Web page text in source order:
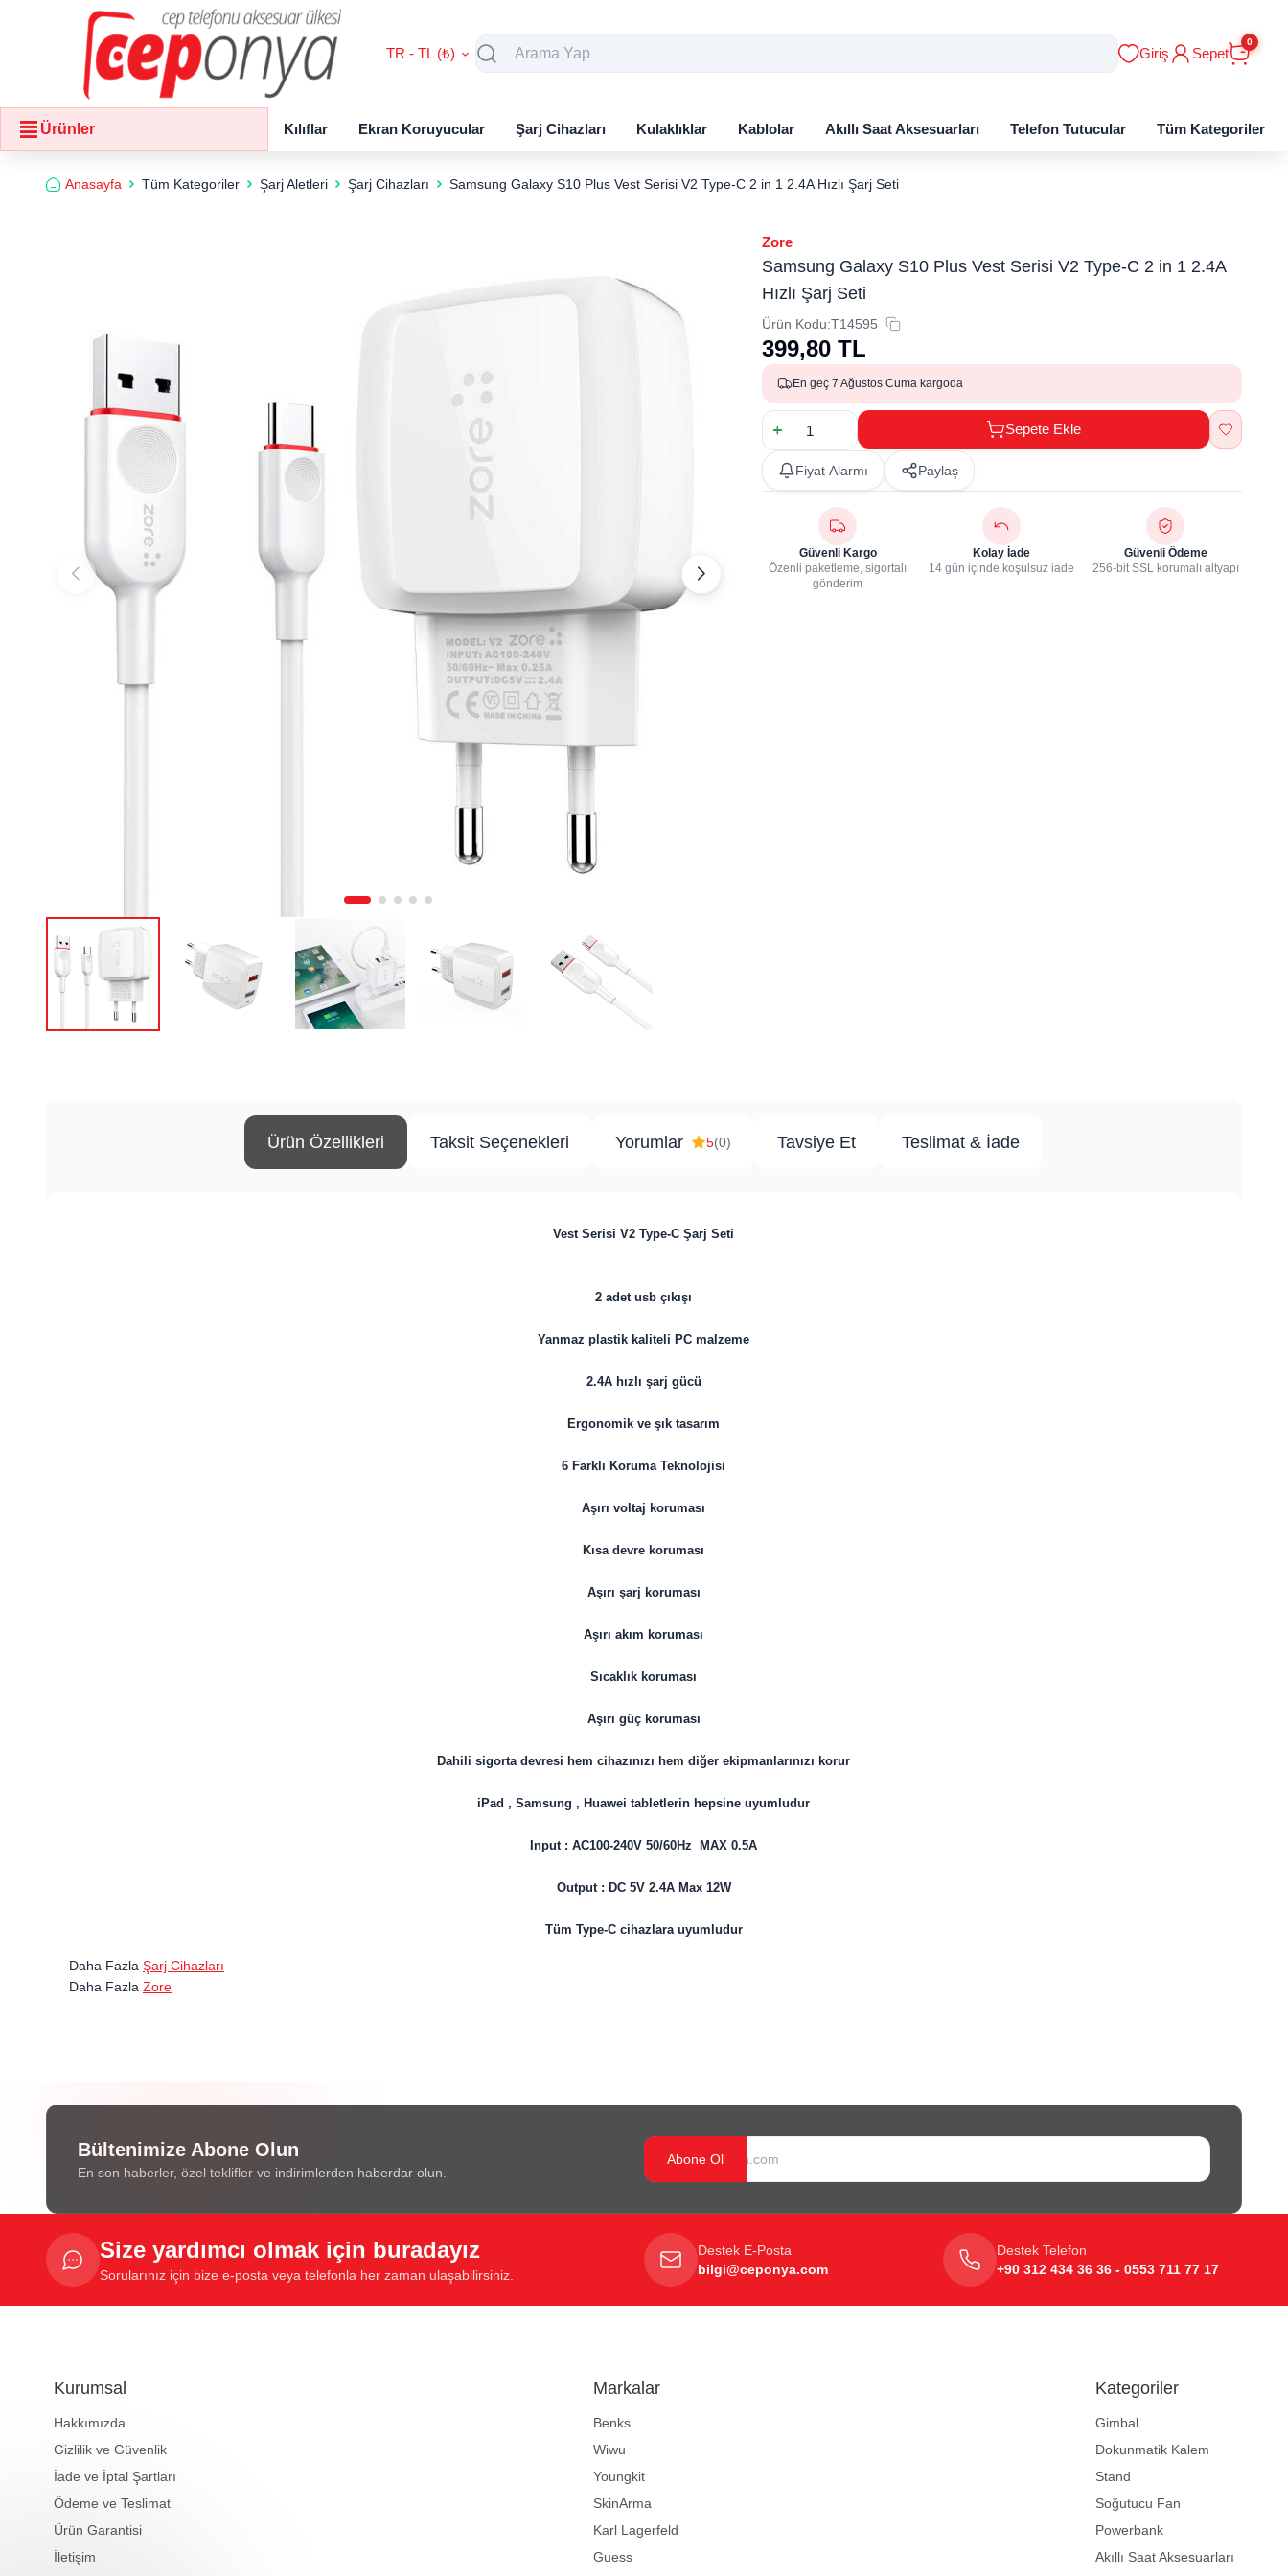
TR - TL (₺) Giriş Sepet
0
Ürünler Kılıflar Ekran Koruyucular Şarj Cihazları Kulaklıklar Kablolar Akıllı Saat Aksesuarları Telefon Tutucular Tüm Kategoriler
Anasayfa Tüm Kategoriler Şarj Aletleri Şarj Cihazları Samsung Galaxy S10 Plus Vest Serisi V2 Type-C 2 in 1 2.4A Hızlı Şarj Seti
Zore
Samsung Galaxy S10 Plus Vest Serisi V2 Type-C 2 in 1 2.4A
Hızlı Şarj Seti
Ürün Kodu:T14595
399,80 TL
En geç 7 Ağustos Cuma kargoda
Sepete Ekle
Fiyat Alarmı Paylaş
Güvenli Kargo
Özenli paketleme, sigortalı
gönderim
Kolay İade
14 gün içinde koşulsuz iade
Güvenli Ödeme
256-bit SSL korumalı altyapı
Ürün Özellikleri Taksit Seçenekleri Yorumlar 5(0) Tavsiye Et Teslimat & İade
Vest Serisi V2 Type-C Şarj Seti
2 adet usb çıkışı
Yanmaz plastik kaliteli PC malzeme
2.4A hızlı şarj gücü
Ergonomik ve şık tasarım
6 Farklı Koruma Teknolojisi
Aşırı voltaj koruması
Kısa devre koruması
Aşırı şarj koruması
Aşırı akım koruması
Sıcaklık koruması
Aşırı güç koruması
Dahili sigorta devresi hem cihazınızı hem diğer ekipmanlarınızı korur
iPad , Samsung , Huawei tabletlerin hepsine uyumludur
Input : AC100-240V 50/60Hz MAX 0.5A
Output : DC 5V 2.4A Max 12W
Tüm Type-C cihazlara uyumludur
Daha Fazla Şarj Cihazları
Daha Fazla Zore
Bültenimize Abone Olun
En son haberler, özel teklifler ve indirimlerden haberdar olun.
Abone Ol
Size yardımcı olmak için buradayız
Sorularınız için bize e-posta veya telefonla her zaman ulaşabilirsiniz.
Destek E-Posta
bilgi@ceponya.com
Destek Telefon
+90 312 434 36 36 - 0553 711 77 17
Kurumsal
Hakkımızda
Gizlilik ve Güvenlik
İade ve İptal Şartları
Ödeme ve Teslimat
Ürün Garantisi
İletişim
Markalar
Benks
Wiwu
Youngkit
SkinArma
Karl Lagerfeld
Guess
Kategoriler
Gimbal
Dokunmatik Kalem
Stand
Soğutucu Fan
Powerbank
Akıllı Saat Aksesuarları